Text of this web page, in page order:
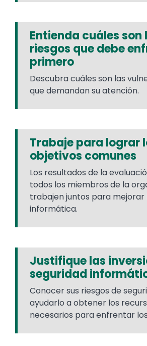
Entienda cuáles son
riesgos que debe
primero
Descubra cuáles son las
que demandan su atención.
Trabaje para lograr
objetivos comunes
Los resultados de la
todos los miembros de la
trabajen juntos para mejorar
informática.
Justifique las
seguridad
Conocer sus riesgos de
ayudarlo a obtener los
necesarios para enfrentar